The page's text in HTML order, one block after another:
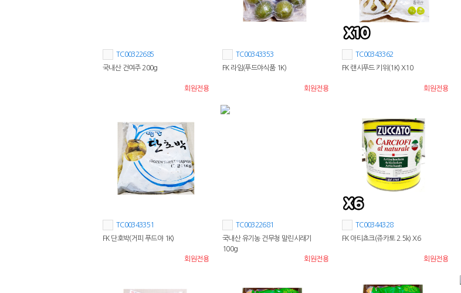
TC00322685
국내산 건여주 200g
회원전용
TC00343353
FK 라임(푸드야식품 1K)
회원전용
TC00343362
FK 랜시푸드 키위(1K) X10
회원전용
TC00343351
FK 단호박(거피 푸드야 1K)
회원전용
TC00322681
국내산 유기농 건무청 말린시래기
100g
회원전용
TC00344328
FK 아티쵸크(쥬카토 2.5k) X6
회원전용